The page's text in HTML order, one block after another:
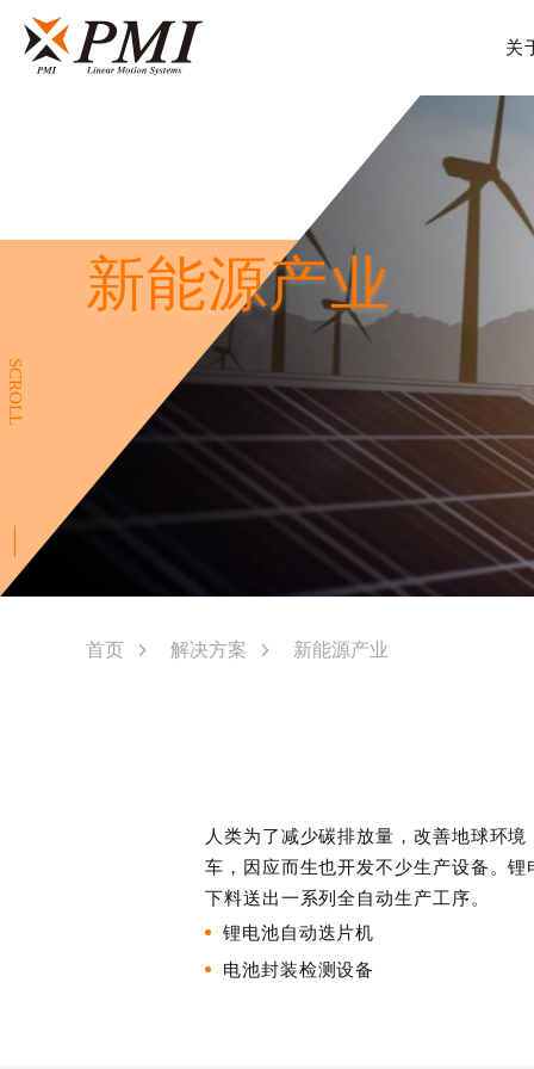
关
新能源产业
SCROLL
首页 解决方案 新能源产业
人类为了减少碳排放量，改善地球环
车，因应而生也开发不少生产设备。
下料送出一系列全自动生产工序。
锂电池自动迭片机
电池封装检测设备